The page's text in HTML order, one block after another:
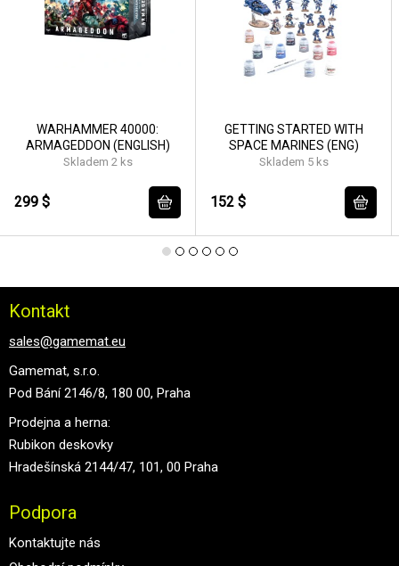
WARHAMMER 40000:
ARMAGEDDON (ENGLISH)
Skladem 2 ks
299 $
GETTING STARTED WITH
SPACE MARINES (ENG)
Skladem 5 ks
152 $
Kontakt
sales@gamemat.eu
Gamemat, s.r.o.
Pod Bání 2146/8, 180 00, Praha
Prodejna a herna:
Rubikon deskovky
Hradešínská 2144/47, 101, 00 Praha
Podpora
Kontaktujte nás